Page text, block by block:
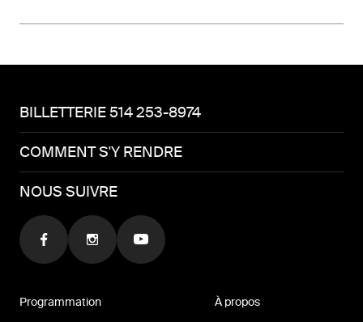
BILLETTERIE 514 253-8974
COMMENT S'Y RENDRE
NOUS SUIVRE
Programmation À propos